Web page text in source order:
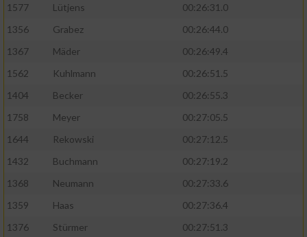
1577
Lütjens
00:26:31.0
1356
Grabez
00:26:44.0
1367
Mäder
00:26:49.4
1562
Kuhlmann
00:26:51.5
1404
Becker
00:26:55.3
1758
Meyer
00:27:05.5
1644
Rekowski
00:27:12.5
1432
Buchmann
00:27:19.2
1368
Neumann
00:27:33.6
1359
Haas
00:27:36.4
1376
Stürmer
00:27:51.3